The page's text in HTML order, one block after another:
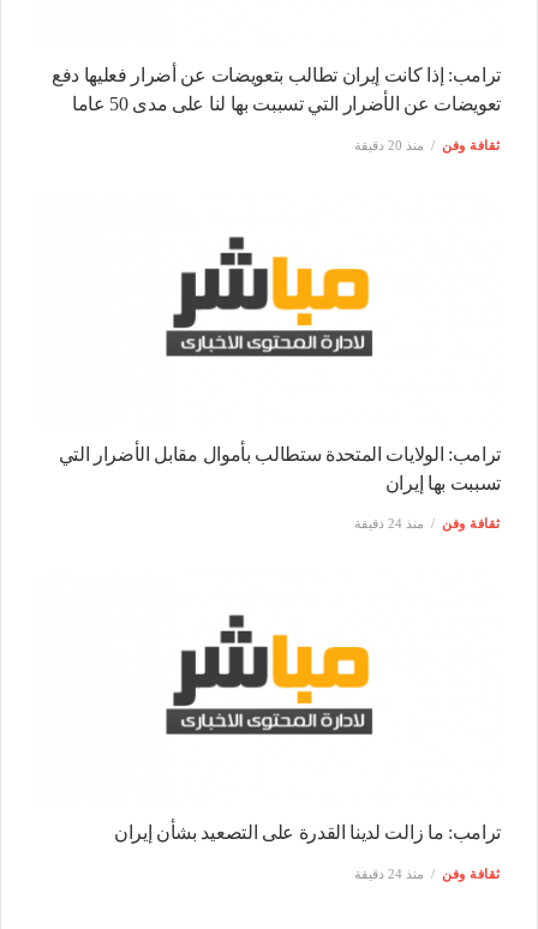
ترامب: إذا كانت إيران تطالب بتعويضات عن أضرار فعليها دفع
تعويضات عن الأضرار التي تسببت بها لنا على مدى 50 عاما
ثقافة وفن منذ 20 دقيقة
ترامب: الولايات المتحدة ستطالب بأموال مقابل الأضرار التي
تسببت بها إيران
ثقافة وفن منذ 24 دقيقة
ترامب: ما زالت لدينا القدرة على التصعيد بشأن إيران
ثقافة وفن منذ 24 دقيقة